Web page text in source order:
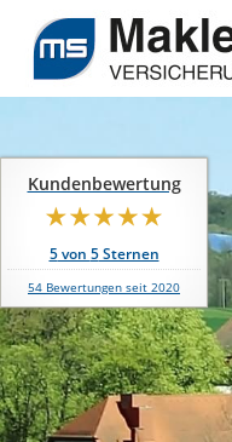
Kundenbewertung
5von 5Sternen
54 Bewertungen seit 2020